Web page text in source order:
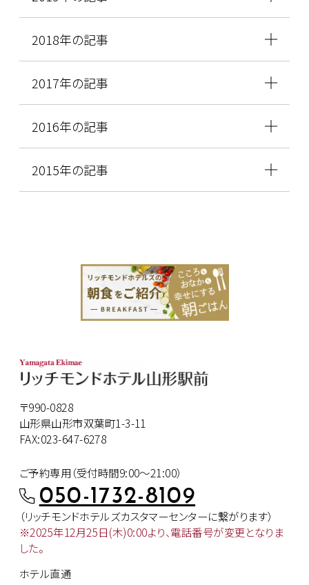
2018年の記事
2017年の記事
2016年の記事
2015年の記事
〒990-0828
山形県山形市双葉町1-3-11
FAX:023-647-6278
ご予約専用（受付時間9:00～21:00）
050-1732-8109
（リッチモンドホテルズカスタマーセンターに繋がります）
※2025年12月25日(木)0:00より、電話番号が変更となりま
した。
ホテル直通